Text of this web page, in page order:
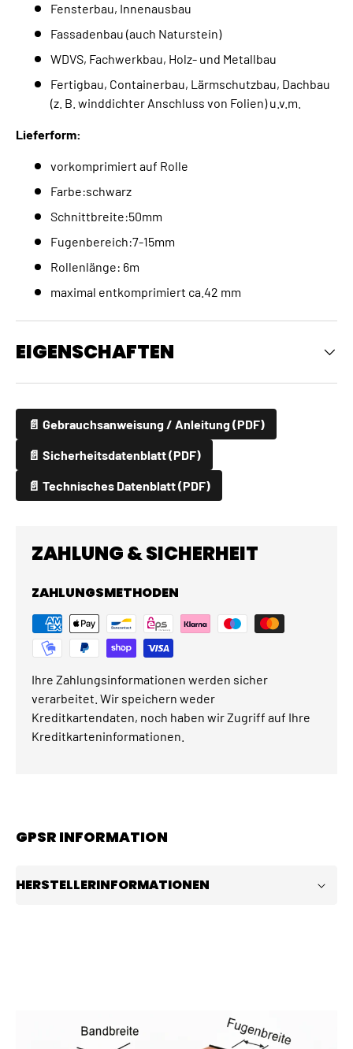
Fensterbau, Innenausbau
Fassadenbau (auch Naturstein)
WDVS, Fachwerkbau, Holz- und Metallbau
Fertigbau, Containerbau, Lärmschutzbau, Dachbau
(z. B. winddichter Anschluss von Folien) u.v.m.
Lieferform:
vorkomprimiert auf Rolle
Farbe:schwarz
Schnittbreite:50mm
Fugenbereich:7-15mm
Rollenlänge: 6m
maximal entkomprimiert ca.42 mm
EIGENSCHAFTEN
📄 Gebrauchsanweisung / Anleitung (PDF)
📄 Sicherheitsdatenblatt (PDF)
📄 Technisches Datenblatt (PDF)
ZAHLUNG & SICHERHEIT
ZAHLUNGSMETHODEN
Ihre Zahlungsinformationen werden sicher
verarbeitet. Wir speichern weder
Kreditkartendaten, noch haben wir Zugriff auf Ihre
Kreditkarteninformationen.
GPSR INFORMATION
HERSTELLERINFORMATIONEN